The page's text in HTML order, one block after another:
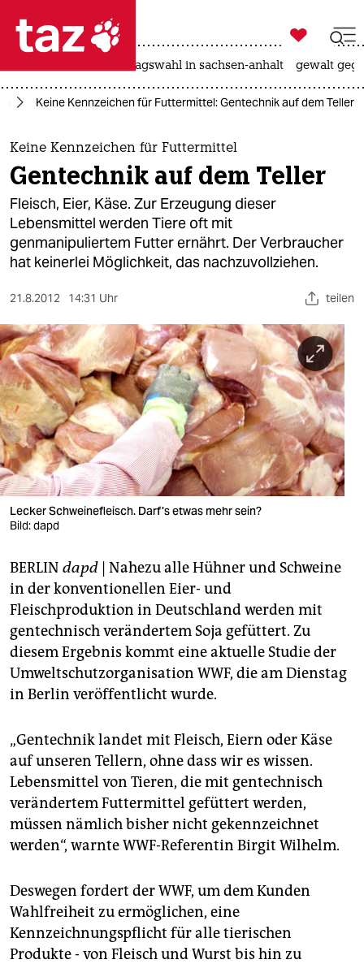
 taz zahl ich
taz zahl ich
themen
politik
öko
gesellschaft
kultur
sport
berlin
nord
wahrheit
verlag
verlag
shop
fragen & hilfe
unterstützen
abo
genossenschaft
epaper login

taz zahl ich
landtagswahl in sachsen-anhalt gewalt
Keine Kennzeichen für Futtermittel: Gentechnik auf dem Teller
Keine Kennzeichen für Futtermittel
Gentechnik auf dem Teller
Fleisch, Eier, Käse. Zur Erzeugung dieser
Lebensmittel werden Tiere oft mit
genmanipuliertem Futter ernährt. Der Verbraucher
hat keinerlei Möglichkeit, das nachzuvollziehen.
21.8.2012 14:31 Uhr teilen
Lecker Schweinefleisch. Darf's etwas mehr sein?
Bild: dapd
BERLIN dapd | Nahezu alle Hühner und Schweine
in der konventionellen Eier- und
Fleischproduktion in Deutschland werden mit
gentechnisch verändertem Soja gefüttert. Zu
diesem Ergebnis kommt eine aktuelle Studie der
Umweltschutzorganisation WWF, die am Dienstag
in Berlin veröffentlicht wurde.
„Gentechnik landet mit Fleisch, Eiern oder Käse
auf unseren Tellern, ohne dass wir es wissen.
Lebensmittel von Tieren, die mit gentechnisch
verändertem Futtermittel gefüttert werden,
müssen nämlich bisher nicht gekennzeichnet
werden“, warnte WWF-Referentin Birgit Wilhelm.
Deswegen fordert der WWF, um dem Kunden
Wahlfreiheit zu ermöglichen, eine
Kennzeichnungspflicht für alle tierischen
Produkte - von Fleisch und Wurst bis hin zu